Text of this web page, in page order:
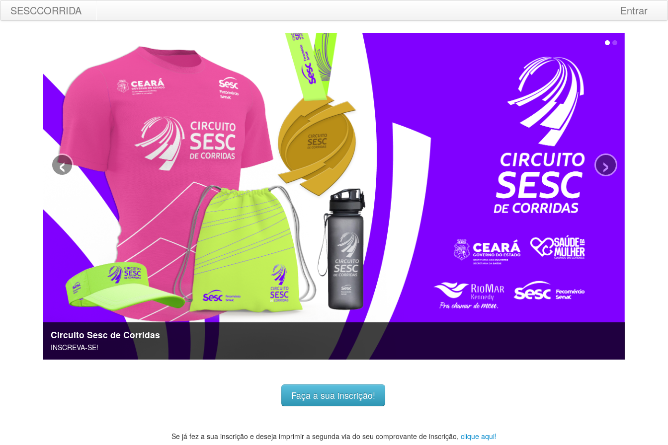
SESCCORRIDA Entrar
Circuito Sesc de Corridas
INSCREVA-SE!
‹ ›
Faça a sua inscrição!
Se já fez a sua inscrição e deseja imprimir a segunda via do seu comprovante de inscrição, clique aqui!